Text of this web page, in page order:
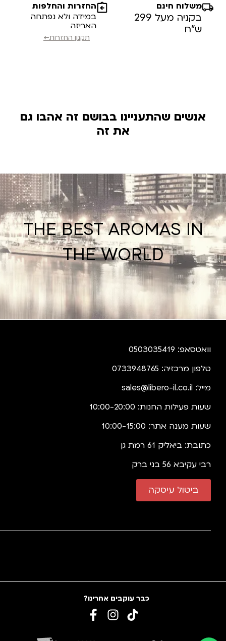
משלוח חינם
בקניה מעל 299
ש”ח
החזרות והחלפות
במידה ולא נפתחה
האריזה
תקנון החזרות←
אנשים שהתעניינו בבושם זה אהבו גם
את זה
THE BEST AROMAS IN
THE WORLD
וואטסאפ: 0503035419
טלפון מרכזיה: 0733948765
מייל: sales@libero-il.co.il
שעות פעילות החנות: 10:00-20:00
שעות מענה אתר: 10:00-15:00
כתובת: ביאליק 61 רמת גן
רבי עקיבא 56 בני ברק
ביטול עיסקה
כבר עוקבים אחרינו?